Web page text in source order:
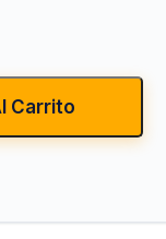
Carrito